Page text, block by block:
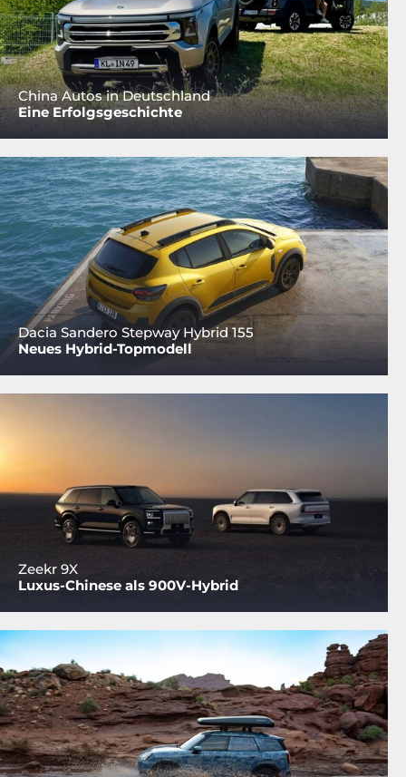
China Autos in Deutschland
Eine Erfolgsgeschichte
Dacia Sandero Stepway Hybrid 155
Neues Hybrid-Topmodell
Zeekr 9X
Luxus-Chinese als 900V-Hybrid